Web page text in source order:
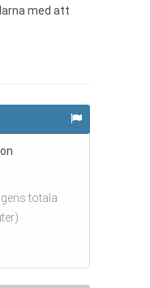
med att
totala